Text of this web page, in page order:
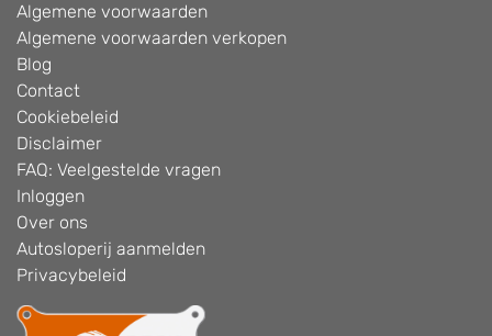
Algemene voorwaarden
Algemene voorwaarden verkopen
Blog
Contact
Cookiebeleid
Disclaimer
FAQ: Veelgestelde vragen
Inloggen
Over ons
Autosloperij aanmelden
Privacybeleid